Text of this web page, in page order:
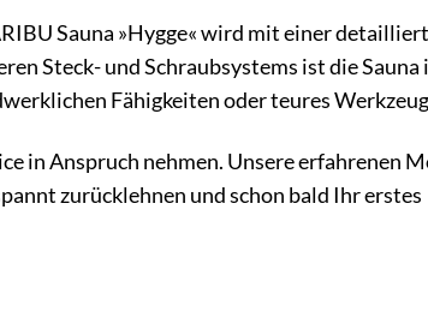
Sauna »Hygge« wird mit einer
Steck- und Schraubsystems ist die Sauna
Fähigkeiten oder teures
in Anspruch nehmen. Unsere erfahrenen
zurücklehnen und schon bald Ihr erstes